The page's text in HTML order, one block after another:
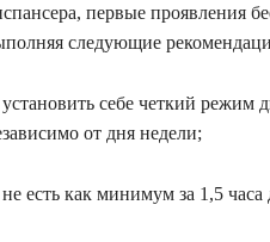
первые проявления
следующие
установить себе четкий режим
от дня недели;
есть как минимум за 1,5 часа